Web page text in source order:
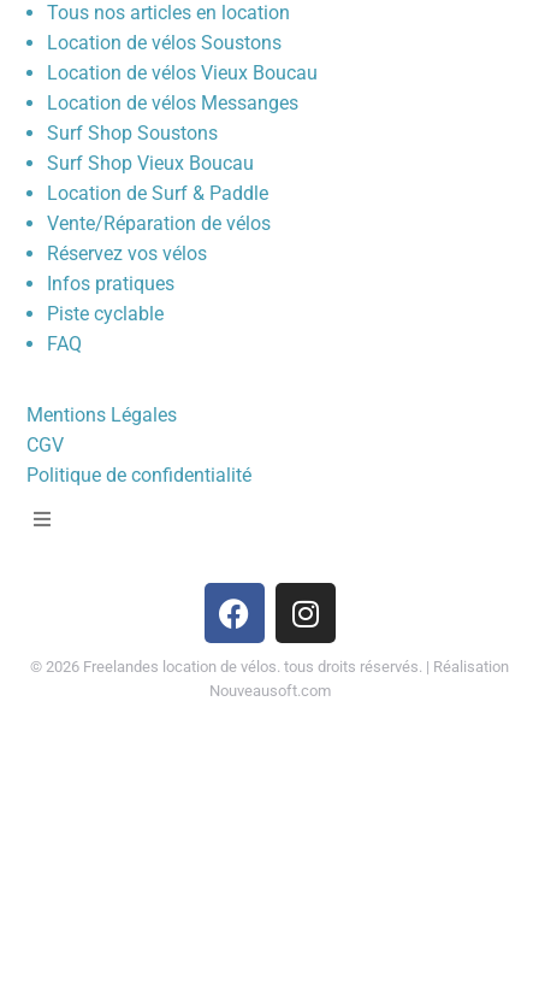
Tous nos articles en location
Location de vélos Soustons
Location de vélos Vieux Boucau
Location de vélos Messanges
Surf Shop Soustons
Surf Shop Vieux Boucau
Location de Surf & Paddle
Vente/Réparation de vélos
Réservez vos vélos
Infos pratiques
Piste cyclable
FAQ
Mentions Légales
CGV
Politique de confidentialité
© 2026 Freelandes location de vélos. tous droits réservés. | Réalisation
Nouveausoft.com